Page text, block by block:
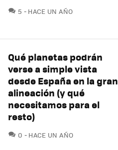
5 COMENTARIOS
HACE UN AÑO
Qué planetas podrán
verse a simple vista
desde España en la gran
alineación (y qué
necesitamos para el
resto)
0 COMENTARIOS
HACE UN AÑO